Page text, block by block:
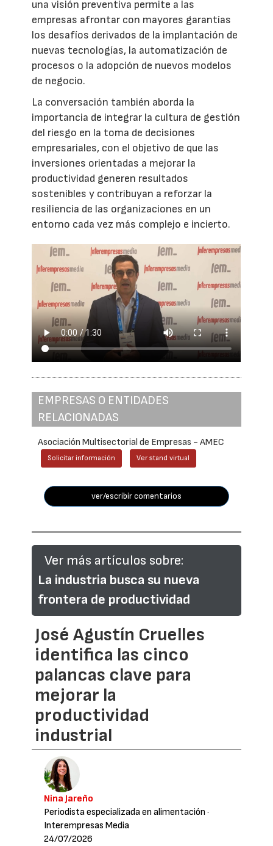
una visión preventiva permite a las
empresas afrontar con mayores garantías
los desafíos derivados de la implantación de
nuevas tecnologías, la automatización de
procesos o la adopción de nuevos modelos
de negocio.
La conversación también aborda la
importancia de integrar la cultura de gestión
del riesgo en la toma de decisiones
empresariales, con el objetivo de que las
inversiones orientadas a mejorar la
productividad generen resultados
sostenibles y contribuyan a reforzar la
resiliencia de las organizaciones en un
entorno cada vez más complejo e incierto.
EMPRESAS O ENTIDADES
RELACIONADAS
Asociación Multisectorial de Empresas - AMEC
Solicitar información Ver stand virtual
ver/escribir comentarios
Ver más artículos sobre:
La industria busca su nueva
frontera de productividad
José Agustín Cruelles
identifica las cinco
palancas clave para
mejorar la
productividad
industrial
Nina Jareño
Periodista especializada en alimentación ·
Interempresas Media
24/07/2026